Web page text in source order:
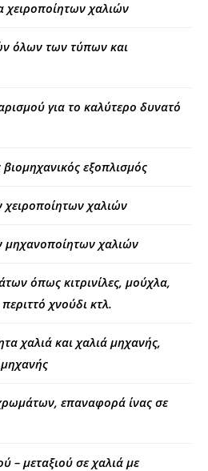
χειροποίητων χαλιών
όλων των τύπων και
για το καλύτερο δυνατό
εξοπλισμός
χαλιών
χαλιών
όπως κιτρινίλες, μούχλα,
χνούδι κτλ.
χαλιά και χαλιά μηχανής,
μηχανής
επαναφορά ίνας σε
– μεταξιού σε χαλιά με